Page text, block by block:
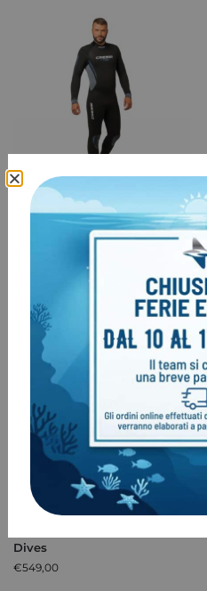
Muta Cressi Fast 7mm –
Dives
€549,00